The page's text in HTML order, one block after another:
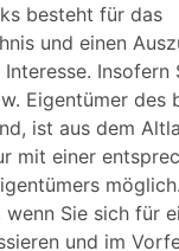
besteht für das
und einen
Insofern
Eigentümer des
ist aus dem
mit einer
wenn Sie sich für
und im